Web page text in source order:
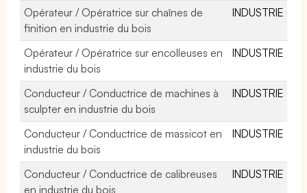
Opérateur / Opératrice sur chaînes de
finition en industrie du bois
INDUSTRIE
Opérateur / Opératrice sur encolleuses en
industrie du bois
INDUSTRIE
Conducteur / Conductrice de machines à
sculpter en industrie du bois
INDUSTRIE
Conducteur / Conductrice de massicot en
industrie du bois
INDUSTRIE
Conducteur / Conductrice de calibreuses
en industrie du bois
INDUSTRIE